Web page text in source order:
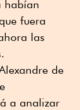
habían
fuera
las
de
a analizar